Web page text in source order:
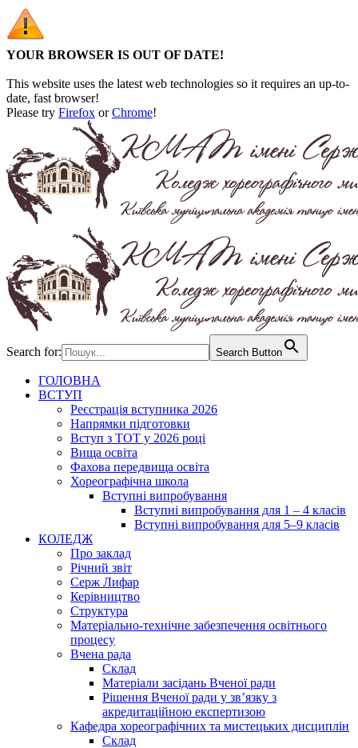
YOUR BROWSER IS OUT OF DATE!
This website uses the latest web technologies so it requires an up-to-
date, fast browser!
Please try Firefox orChrome!
Search for: Search Button
ГОЛОВНА
ВСТУП
Реєстрація вступника 2026
Напрямки підготовки
Вступ з ТОТ у 2026 році
Вища освіта
Фахова передвища освіта
Хореографічна школа
Вступні випробування
Вступні випробування для 1 – 4 класів
Вступні випробування для 5–9 класів
КОЛЕДЖ
Про заклад
Річний звіт
Серж Лифар
Керівництво
Структура
Матеріально-технічне забезпечення освітнього
процесу
Вчена рада
Cклад
Матеріали засідань Вченої ради
Рішення Вченої ради у зв’язку з
акредитаційною експертизою
Кафедра хореографічних та мистецьких дисциплін
Склад